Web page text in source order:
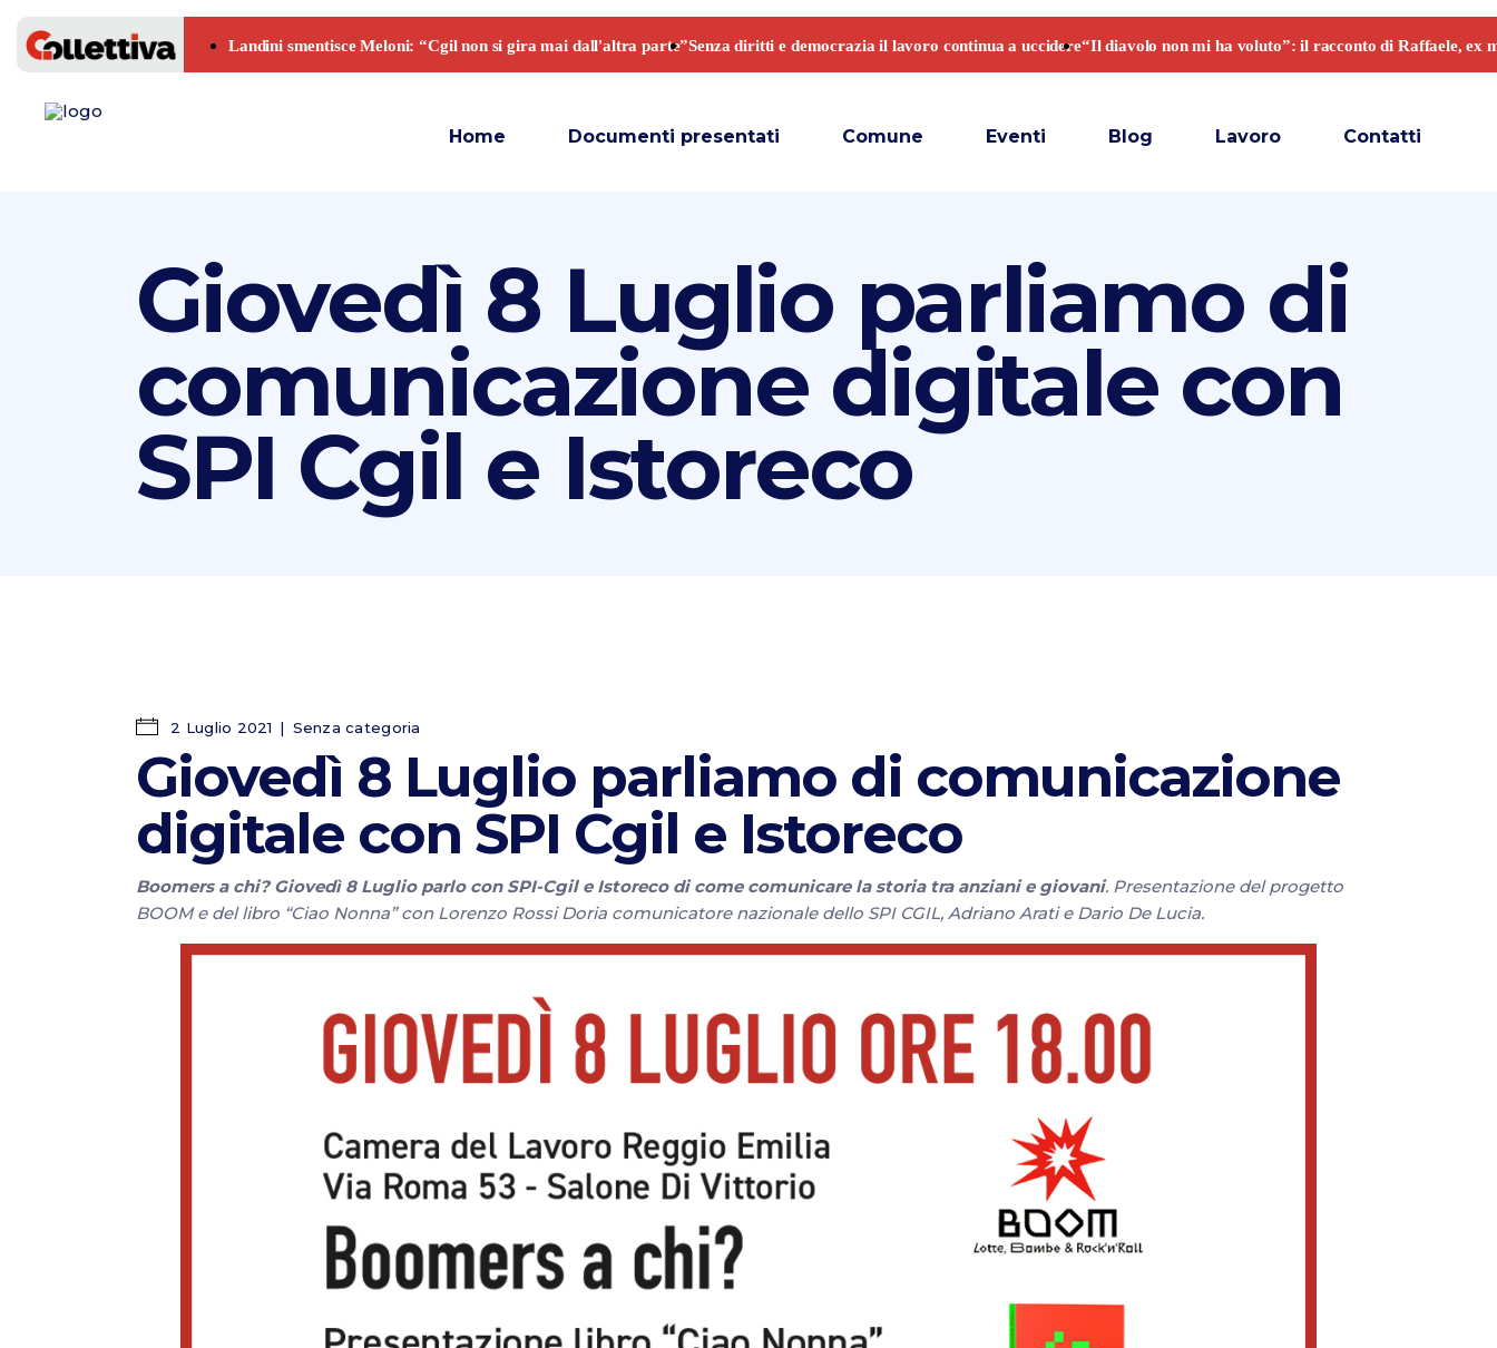
Home Documenti presentati Comune Eventi Blog Lavoro Contatti
Giovedì 8 Luglio parliamo di
comunicazione digitale con
SPI Cgil e Istoreco
2 Luglio 2021 Senza categoria
Giovedì 8 Luglio parliamo di comunicazione
digitale con SPI Cgil e Istoreco
Boomers a chi? Giovedì 8 Luglio parlo con SPI-Cgil e Istoreco di come comunicare la storia tra anziani e giovani. Presentazione del progetto
BOOM e del libro “Ciao Nonna” con Lorenzo Rossi Doria comunicatore nazionale dello SPI CGIL, Adriano Arati e Dario De Lucia.